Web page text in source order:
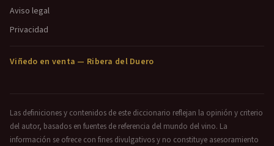
Aviso legal
Privacidad
Viñedo en venta — Ribera del Duero
Las definiciones y contenidos de este diccionario reflejan la opinión y criterio
del autor, basados en fuentes de referencia del mundo del vino. La
información se ofrece con fines divulgativos y no constituye asesoramiento